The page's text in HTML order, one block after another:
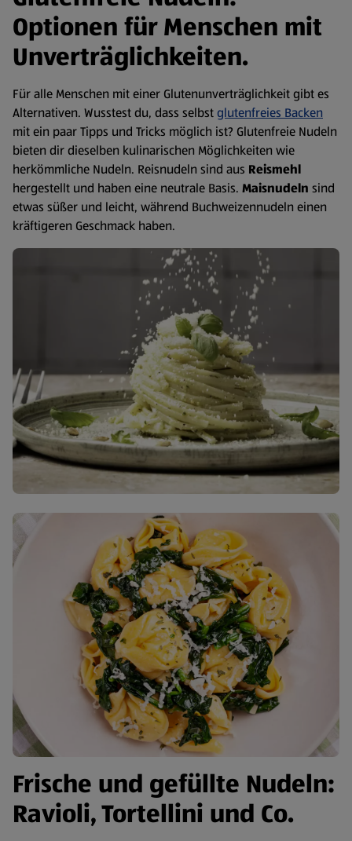
Optionen für Menschen mit
Unverträglichkeiten.
Für alle Menschen mit einer Glutenunverträglichkeit gibt es
Alternativen. Wusstest du, dass selbstglutenfreies Backen
mit ein paar Tipps und Tricks möglich ist? Glutenfreie Nudeln
bieten dir dieselben kulinarischen Möglichkeiten wie
herkömmliche Nudeln. Reisnudeln sind aus Reismehl
hergestellt und haben eine neutrale Basis. Maisnudeln sind
etwas süßer und leicht, während Buchweizennudeln einen
kräftigeren Geschmack haben.
Frische und gefüllte Nudeln:
Ravioli, Tortellini und Co.